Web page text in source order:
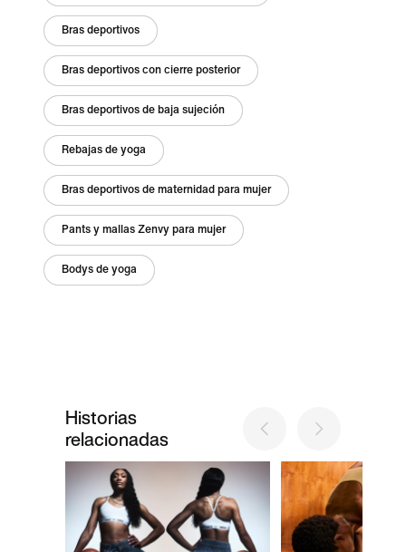
Bras deportivos
Bras deportivos con cierre posterior
Bras deportivos de baja sujeción
Rebajas de yoga
Bras deportivos de maternidad para mujer
Pants y mallas Zenvy para mujer
Bodys de yoga
Historias
relacionadas